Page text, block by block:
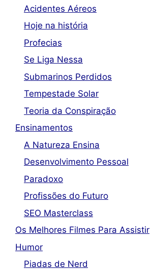
Acidentes Aéreos
Hoje na história
Profecias
Se Liga Nessa
Submarinos Perdidos
Tempestade Solar
Teoria da Conspiração
Ensinamentos
A Natureza Ensina
Desenvolvimento Pessoal
Paradoxo
Profissões do Futuro
SEO Masterclass
Os Melhores Filmes Para Assistir
Humor
Piadas de Nerd